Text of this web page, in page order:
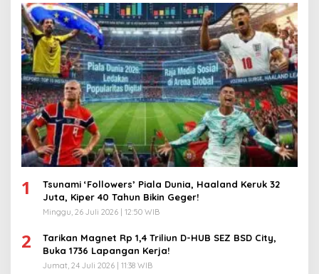
1
Tsunami ‘Followers’ Piala Dunia, Haaland Keruk 32
Juta, Kiper 40 Tahun Bikin Geger!
Minggu, 26 Juli 2026 | 12:50 WIB
2
Tarikan Magnet Rp 1,4 Triliun D-HUB SEZ BSD City,
Buka 1736 Lapangan Kerja!
Jumat, 24 Juli 2026 | 11:38 WIB